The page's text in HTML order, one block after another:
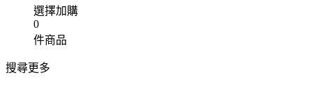
選擇加購
0
件商品
搜尋更多